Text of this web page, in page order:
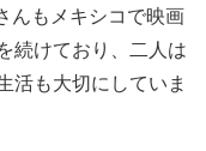
んもメキシコで映画
続けており、二人は
活も大切にしていま